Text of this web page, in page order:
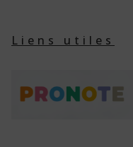
Liens utiles